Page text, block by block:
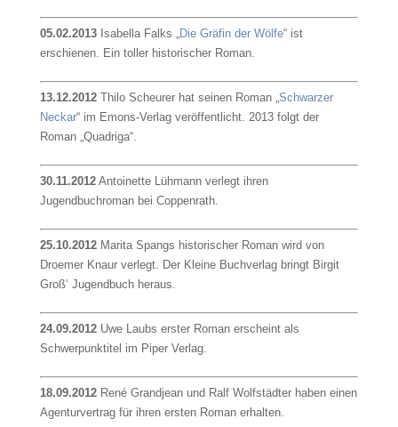
05.02.2013Isabella Falks „Die Gräfin der Wölfe“ ist
erschienen. Ein toller historischer Roman.
13.12.2012Thilo Scheurer hat seinen Roman „Schwarzer
Neckar“ im Emons-Verlag veröffentlicht. 2013 folgt der
Roman „Quadriga“.
30.11.2012Antoinette Lühmann verlegt ihren
Jugendbuchroman bei Coppenrath.
25.10.2012Marita Spangs historischer Roman wird von
Droemer Knaur verlegt. Der Kleine Buchverlag bringt Birgit
Groß‘ Jugendbuch heraus.
24.09.2012Uwe Laubs erster Roman erscheint als
Schwerpunktitel im Piper Verlag.
18.09.2012René Grandjean und Ralf Wolfstädter haben einen
Agenturvertrag für ihren ersten Roman erhalten.